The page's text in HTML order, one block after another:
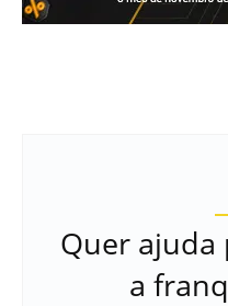
Quer
a